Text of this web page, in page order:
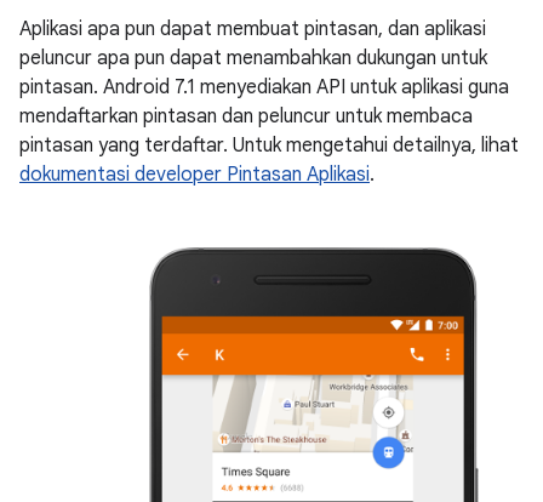
Aplikasi apa pun dapat membuat pintasan, dan aplikasi
peluncur apa pun dapat menambahkan dukungan untuk
pintasan. Android 7.1 menyediakan API untuk aplikasi guna
mendaftarkan pintasan dan peluncur untuk membaca
pintasan yang terdaftar. Untuk mengetahui detailnya, lihat
dokumentasi developer Pintasan Aplikasi.